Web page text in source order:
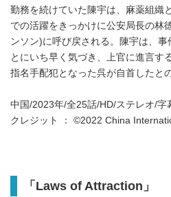
勤務を続けていた陳宇は、麻薬組織
での活躍をきっかけに公安局長の林
ンソン)に呼び戻される。陳宇は、事
とにいち早く気づき、上官に進言す
指名手配犯となった呉が自首したと
中国/2023年/全25話/HD/ステレオ
クレジット ： ©2022 China
「Laws of Attraction」